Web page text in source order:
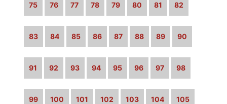
75 76 77 78 79 80 81 82
83 84 85 86 87 88 89 90
91 92 93 94 95 96 97 98
99 100 101 102 103 104 105